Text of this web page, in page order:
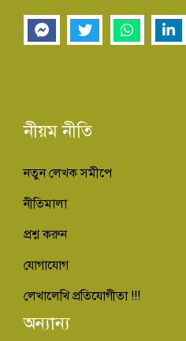
নীয়ম নীতি
নতুন লেখক সমীপে
নীতিমালা
প্রশ্ন করুন
যোগাযোগ
লেখালেখি প্রতিযোগীতা !!!
অন্যান্য